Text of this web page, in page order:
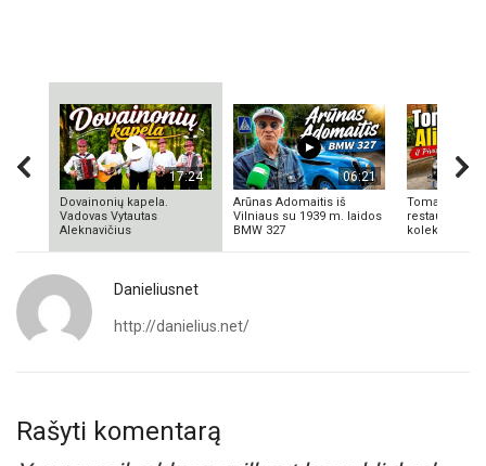
17:24
Dovainonių kapela.
Vadovas Vytautas
Aleknavičius
06:21
Arūnas Adomaitis iš
Vilniaus su 1939 m. laidos
BMW 327
Tomas
Danieliusnet
http://danielius.net/
Rašyti komentarą